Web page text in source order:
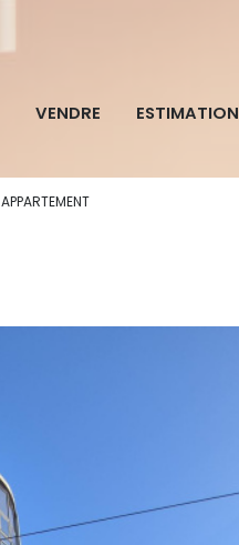
VENDRE ESTIMATION
APPARTEMENT